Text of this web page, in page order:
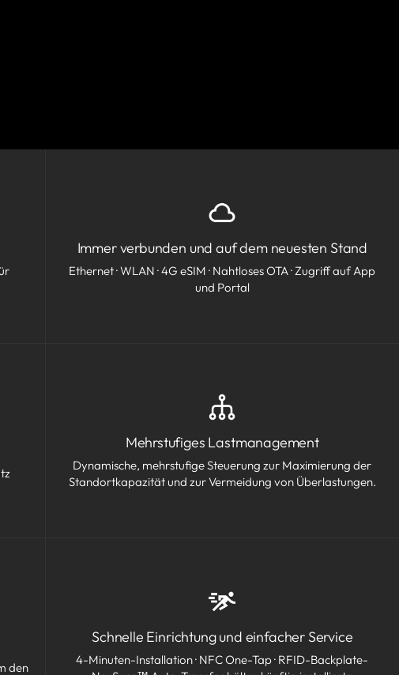
Immer verbunden und auf dem neuesten Stand
Ethernet · WLAN · 4G eSIM · Nahtloses OTA · Zugriff auf App
und Portal
Mehrstufiges Lastmanagement
Dynamische, mehrstufige Steuerung zur Maximierung der
Standortkapazität und zur Vermeidung von Überlastungen.
den
Schnelle Einrichtung und einfacher Service
4-Minuten-Installation · NFC One-Tap · RFID-Backplate-